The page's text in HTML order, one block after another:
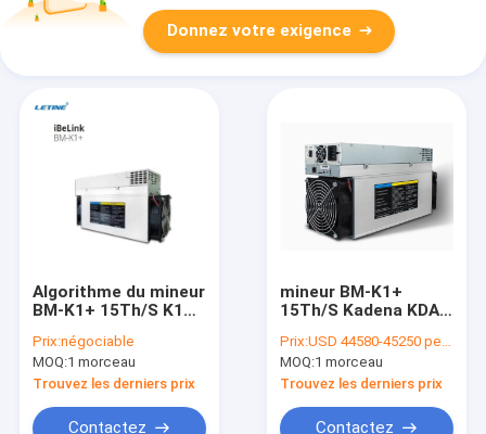
Donnez votre exigence
Algorithme du mineur
BM-K1+ 15Th/S K1
d'iBeLink de CKB KDA
Prix:négociable
MOQ:1 morceau
Trouvez les derniers prix
Contactez
mineur BM-K1+
15Th/S Kadena KDA
l'iBeLink 5.3Th/S
Prix:USD 44580-45250 per piece
MOQ:1 morceau
Trouvez les derniers prix
Contactez